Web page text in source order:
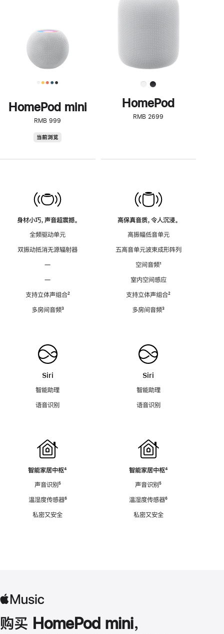
HomePod mini
RMB 999
当前浏览
身材小巧，声音超震撼。
全频驱动单元
双振动抵消无源辐射器
—
—
支持立体声组合脚
²
多房间音频脚
³
Siri
智能助理
语音识别
智能家居中枢脚
⁴
声音识别脚
⁵
温湿度传感器脚
⁶
私密又安全
了
解
HomePod<
HomePod
RMB 2699
高保真音质，令人沉浸。
高振幅低音单元
五高音单元波束成形阵列
空间音频脚
¹
室内空间感应
支持立体声组合脚
²
多房间音频脚
³
Siri
智能助理
语音识别
智能家居中枢脚
⁴
声音识别脚
⁵
温湿度传感器脚
⁶
私密又安全
购买 HomePod mini，